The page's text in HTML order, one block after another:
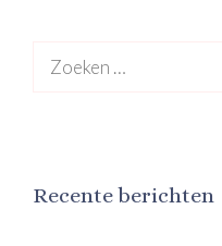
naar:
Recente berichten